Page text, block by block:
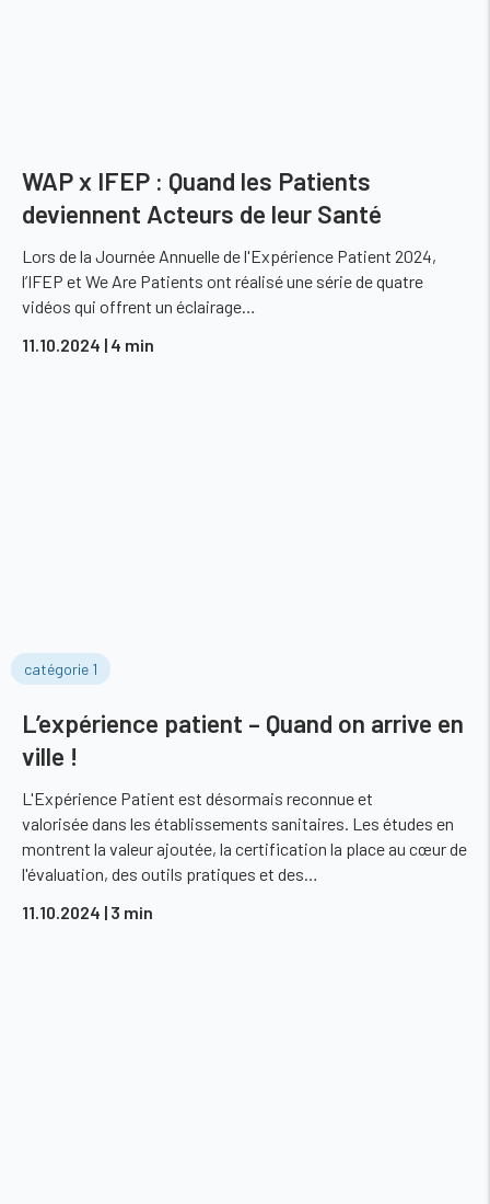
WAP x IFEP : Quand les Patients
deviennent Acteurs de leur Santé
Lors de la Journée Annuelle de l'Expérience Patient 2024,
l’IFEP et We Are Patients ont réalisé une série de quatre
vidéos qui offrent un éclairage…
11.10.2024 | 4 min
catégorie 1
L’expérience patient – Quand on arrive en
ville !
L'Expérience Patient est désormais reconnue et
valorisée dans les établissements sanitaires. Les études en
montrent la valeur ajoutée, la certification la place au cœur de
l'évaluation, des outils pratiques et des…
11.10.2024 | 3 min